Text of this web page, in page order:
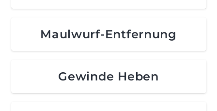
Maulwurf-Entfernung
Gewinde Heben